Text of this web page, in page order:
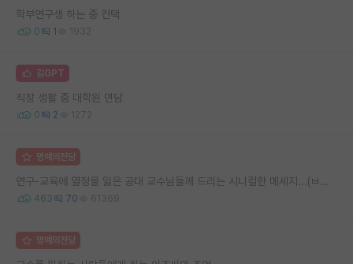
학부연구생 하는 중 컨택
0 1 1932
김GPT
직장 생활 중 대학원 면담
0 2 1272
명예의전당
연구-교육에 열정을 잃은 공대 교수님들께 드리는 시니컬한 메세지...(ㅂㄷㅂㄷ)
463 70 61369
명예의전당